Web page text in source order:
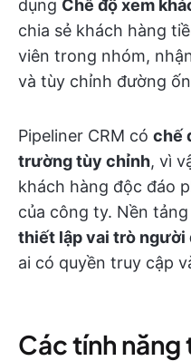
dụng Chế độ xem
chia sẻ khách hàng
viên trong nhóm,
và tùy chỉnh đường
Pipeliner CRM có chế
trường tùy chỉnh, vì
khách hàng độc đáo
của công ty. Nền
thiết lập vai trò người
ai có quyền truy cập
Các tính